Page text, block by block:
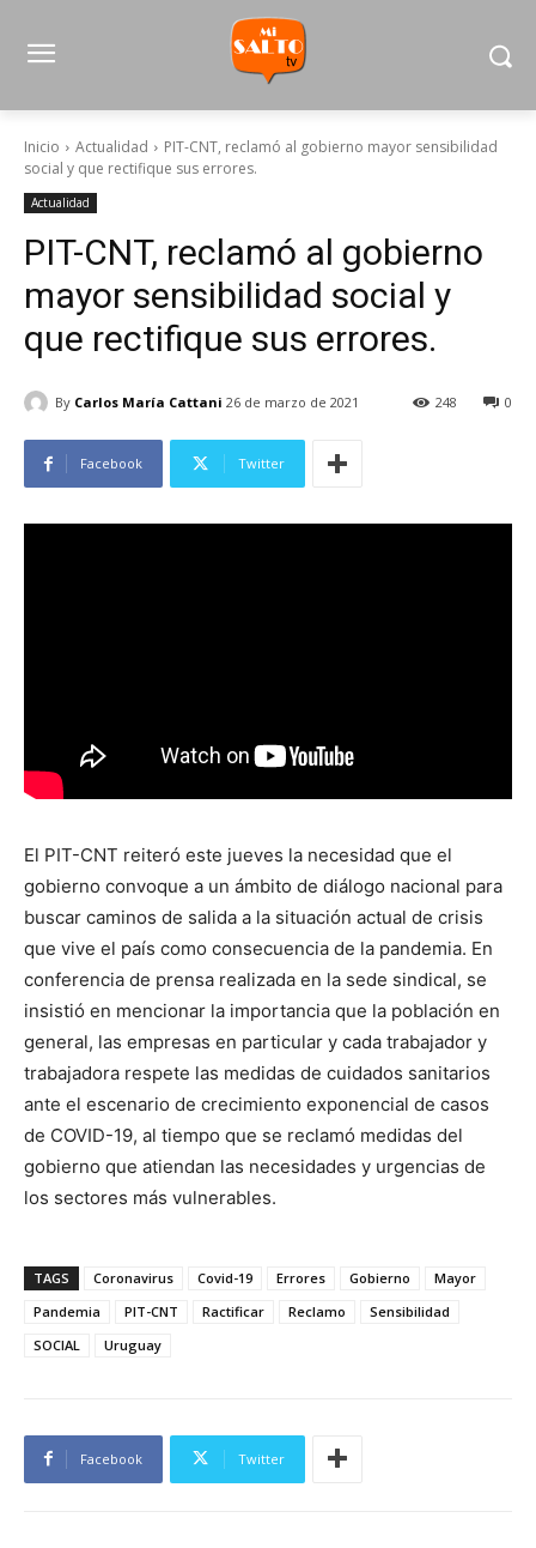
Inicio Actualidad
PIT-CNT, reclamó al gobierno mayor sensibilidad
social y que rectifique sus errores.
Actualidad
PIT-CNT, reclamó al gobierno
mayor sensibilidad social y
que rectifique sus errores.
By Carlos María Cattani 26 de marzo de 2021 0
248
Facebook Twitter
El PIT-CNT reiteró este jueves la necesidad que el
gobierno convoque a un ámbito de diálogo nacional para
buscar caminos de salida a la situación actual de crisis
que vive el país como consecuencia de la pandemia. En
conferencia de prensa realizada en la sede sindical, se
insistió en mencionar la importancia que la población en
general, las empresas en particular y cada trabajador y
trabajadora respete las medidas de cuidados sanitarios
ante el escenario de crecimiento exponencial de casos
de COVID-19, al tiempo que se reclamó medidas del
gobierno que atiendan las necesidades y urgencias de
los sectores más vulnerables.
TAGS Coronavirus Covid-19 Errores Gobierno
Mayor
Pandemia
PIT-CNT Ractificar Reclamo
Sensibilidad
SOCIAL
Uruguay
Facebook Twitter